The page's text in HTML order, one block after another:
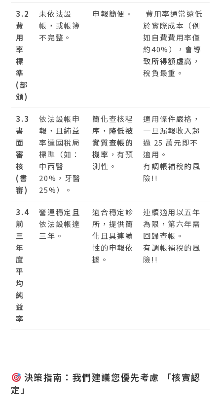
3.2
費
用
率
標
準
(部
頒)
未依法設
帳，或帳簿
不完整。
申報簡便。
費用率通常遠低
於實際成本（例
如自費費用率僅
約40%），會導
致所得額虛高 ，
稅負最重。
3.3
書
面
審
核
(書
審)
依法設帳申
報，且純益
率達國稅局
標準（如：
中西醫
20%，牙醫
25%）。
簡化查核程
序， 降低被
實質查帳的
機率 ，有預
測性。
適用條件嚴格，
一旦漏報收入超
過 25 萬元即不
適用。
有調帳補稅的風
險!!
3.4
前
三
年
度
平
均
純
益
率
營運穩定且
依法設帳達
三年。
適合穩定診
所，提供簡
化且具連續
性的申報依
據。
連續適用以五年
為限，第六年需
回歸查帳。
有調帳補稅的風
險!!
決策指南：我們建議您優先考慮
「核實認
定」